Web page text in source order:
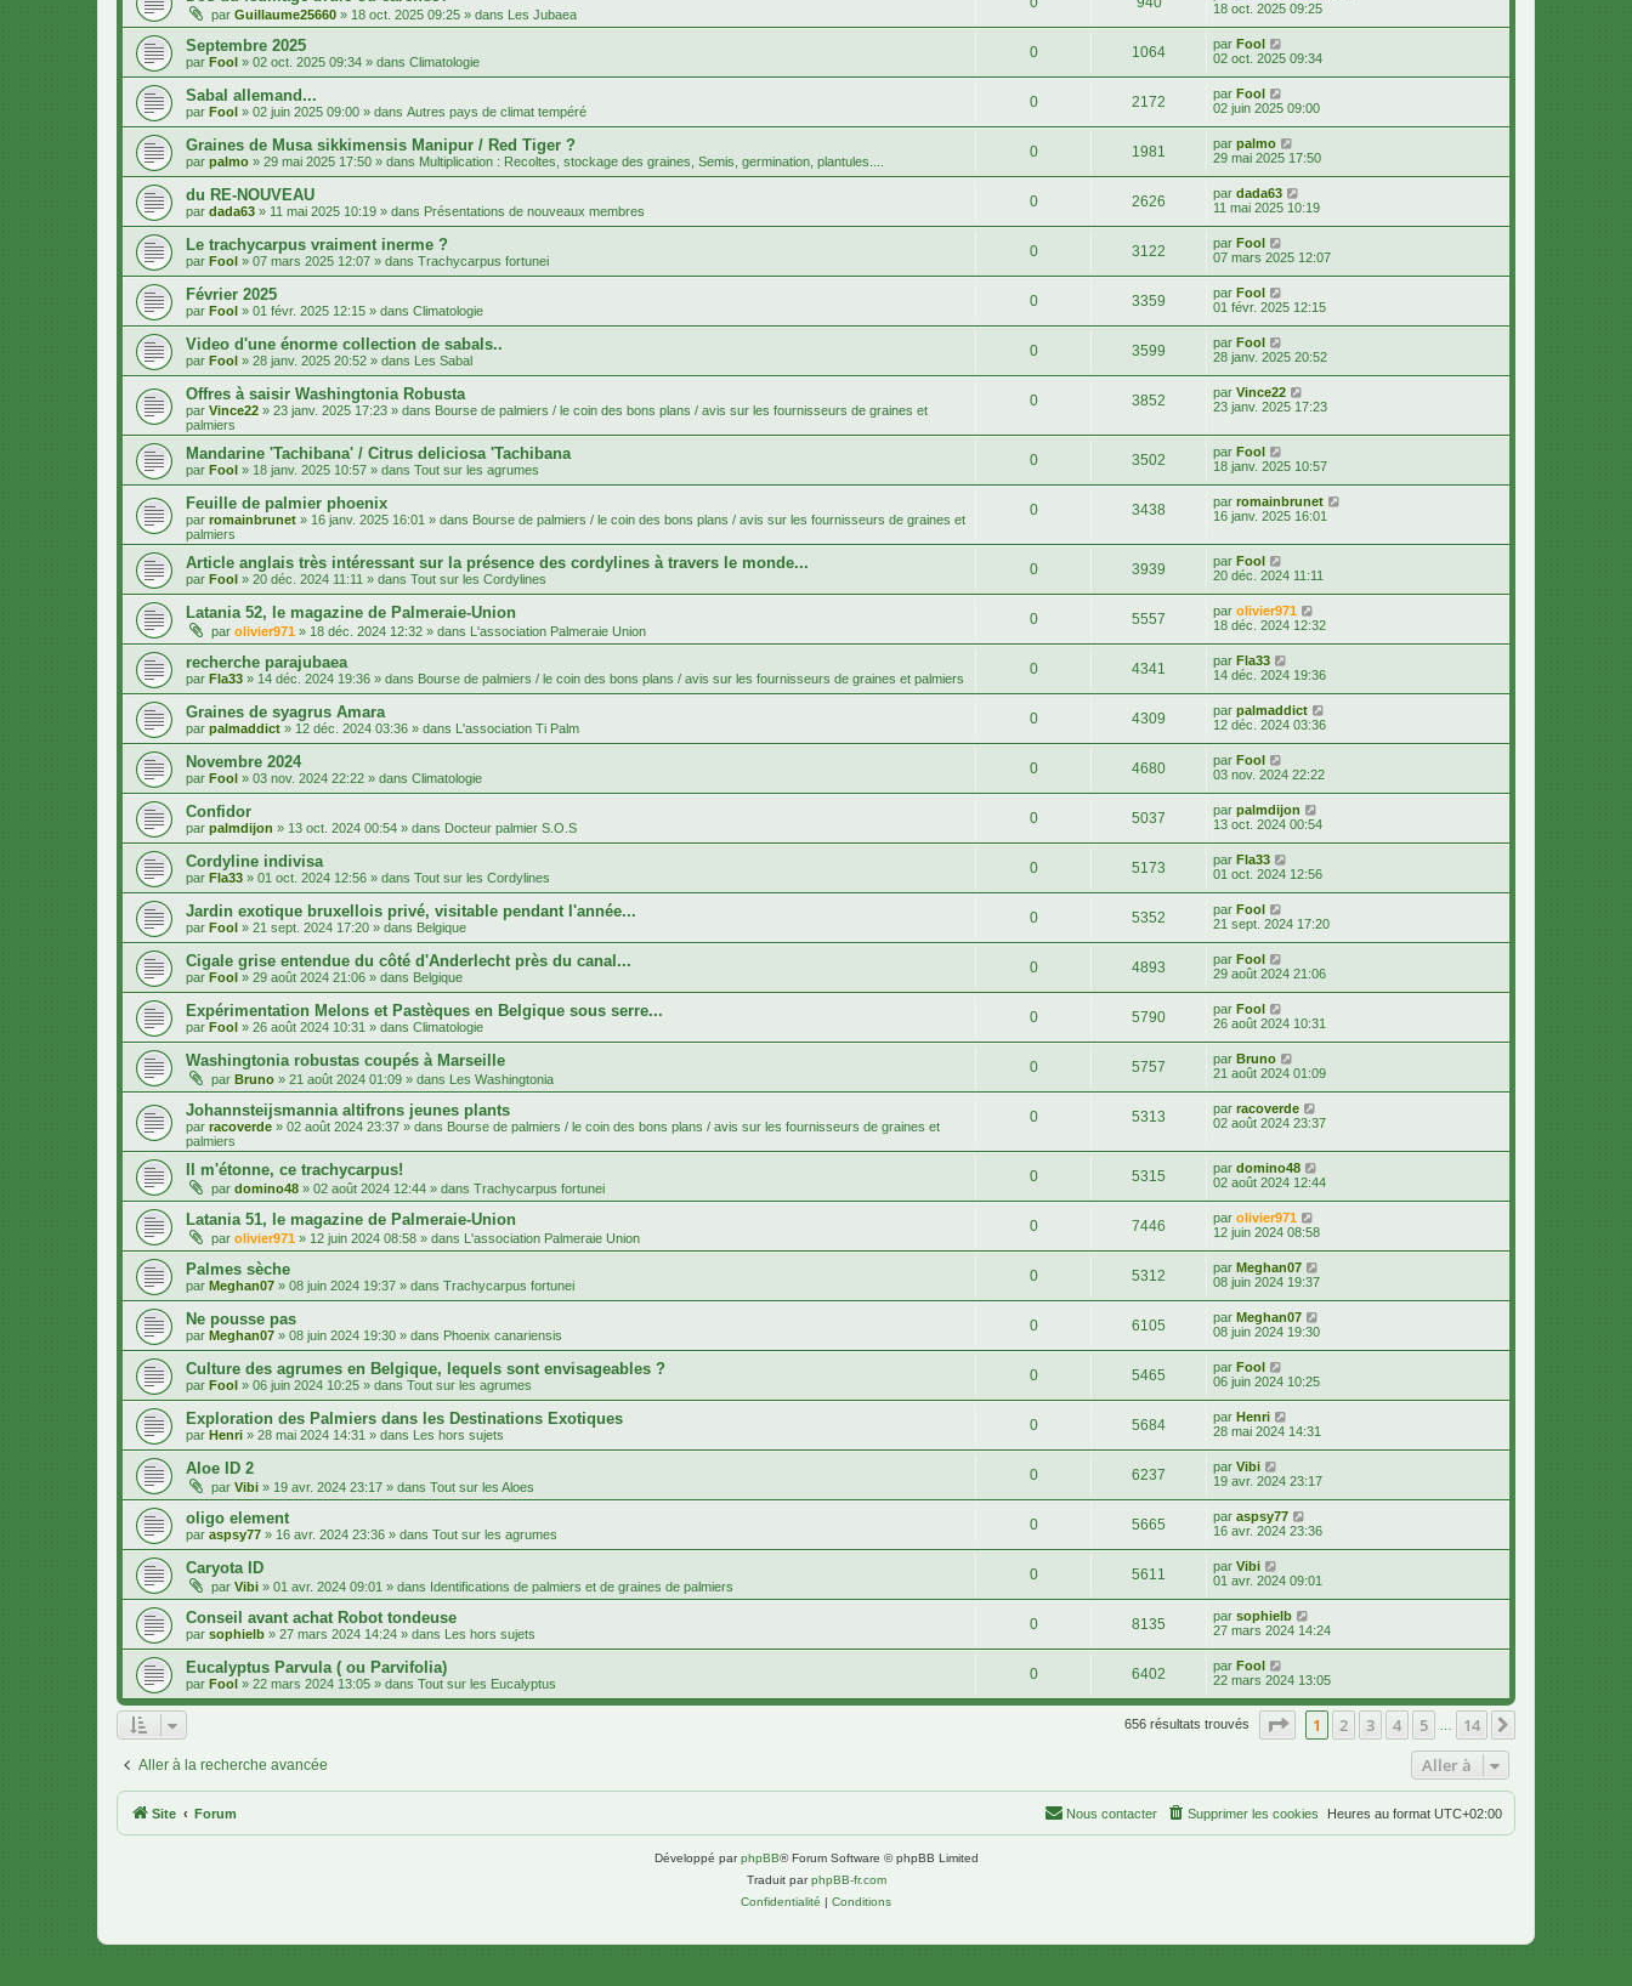
par Guillaume25660 » 18 oct. 2025 09:25 » dans Les Jubaea
18 oct. 2025 09:25
Septembre 2025
par Fool » 02 oct. 2025 09:34 » dans Climatologie
0 1064 par Fool
02 oct. 2025 09:34
Sabal allemand...
par Fool » 02 juin 2025 09:00 » dans Autres pays de climat tempéré
0 2172 par Fool
02 juin 2025 09:00
Graines de Musa sikkimensis Manipur / Red Tiger ?
par palmo » 29 mai 2025 17:50 » dans Multiplication : Recoltes, stockage des graines, Semis, germination, plantules....
0 1981 par palmo
29 mai 2025 17:50
du RE-NOUVEAU
par dada63 » 11 mai 2025 10:19 » dans Présentations de nouveaux membres
0 2626 par dada63
11 mai 2025 10:19
Le trachycarpus vraiment inerme ?
par Fool » 07 mars 2025 12:07 » dans Trachycarpus fortunei
0 3122 par Fool
07 mars 2025 12:07
Février 2025
par Fool » 01 févr. 2025 12:15 » dans Climatologie
0 3359 par Fool
01 févr. 2025 12:15
Video d'une énorme collection de sabals..
par Fool » 28 janv. 2025 20:52 » dans Les Sabal
0 3599 par Fool
28 janv. 2025 20:52
Offres à saisir Washingtonia Robusta
par Vince22 » 23 janv. 2025 17:23 » dans Bourse de palmiers / le coin des bons plans / avis sur les fournisseurs de graines et
palmiers
0 3852 par Vince22
23 janv. 2025 17:23
Mandarine 'Tachibana' / Citrus deliciosa 'Tachibana
par Fool » 18 janv. 2025 10:57 » dans Tout sur les agrumes
0 3502 par Fool
18 janv. 2025 10:57
Feuille de palmier phoenix
par romainbrunet » 16 janv. 2025 16:01 » dans Bourse de palmiers / le coin des bons plans / avis sur les fournisseurs de graines et
palmiers
0 3438 par romainbrunet
16 janv. 2025 16:01
Article anglais très intéressant sur la présence des cordylines à travers le monde...
par Fool » 20 déc. 2024 11:11 » dans Tout sur les Cordylines
0 3939 par Fool
20 déc. 2024 11:11
Latania 52, le magazine de Palmeraie-Union
par olivier971 » 18 déc. 2024 12:32 » dans L'association Palmeraie Union
0 5557 par olivier971
18 déc. 2024 12:32
recherche parajubaea
par Fla33 » 14 déc. 2024 19:36 » dans Bourse de palmiers / le coin des bons plans / avis sur les fournisseurs de graines et palmiers
0 4341 par Fla33
14 déc. 2024 19:36
Graines de syagrus Amara
par palmaddict » 12 déc. 2024 03:36 » dans L'association Ti Palm
0 4309 par palmaddict
12 déc. 2024 03:36
Novembre 2024
par Fool » 03 nov. 2024 22:22 » dans Climatologie
0 4680 par Fool
03 nov. 2024 22:22
Confidor
par palmdijon » 13 oct. 2024 00:54 » dans Docteur palmier S.O.S
0 5037 par palmdijon
13 oct. 2024 00:54
Cordyline indivisa
par Fla33 » 01 oct. 2024 12:56 » dans Tout sur les Cordylines
0 5173 par Fla33
01 oct. 2024 12:56
Jardin exotique bruxellois privé, visitable pendant l'année...
par Fool » 21 sept. 2024 17:20 » dans Belgique
0 5352 par Fool
21 sept. 2024 17:20
Cigale grise entendue du côté d'Anderlecht près du canal...
par Fool » 29 août 2024 21:06 » dans Belgique
0 4893 par Fool
29 août 2024 21:06
Expérimentation Melons et Pastèques en Belgique sous serre...
par Fool » 26 août 2024 10:31 » dans Climatologie
0 5790 par Fool
26 août 2024 10:31
Washingtonia robustas coupés à Marseille
par Bruno » 21 août 2024 01:09 » dans Les Washingtonia
0 5757 par Bruno
21 août 2024 01:09
Johannsteijsmannia altifrons jeunes plants
par racoverde » 02 août 2024 23:37 » dans Bourse de palmiers / le coin des bons plans / avis sur les fournisseurs de graines et
palmiers
0 5313 par racoverde
02 août 2024 23:37
Il m'étonne, ce trachycarpus!
par domino48 » 02 août 2024 12:44 » dans Trachycarpus fortunei
0 5315 par domino48
02 août 2024 12:44
Latania 51, le magazine de Palmeraie-Union
par olivier971 » 12 juin 2024 08:58 » dans L'association Palmeraie Union
0 7446 par olivier971
12 juin 2024 08:58
Palmes sèche
par Meghan07 » 08 juin 2024 19:37 » dans Trachycarpus fortunei
0 5312 par Meghan07
08 juin 2024 19:37
Ne pousse pas
par Meghan07 » 08 juin 2024 19:30 » dans Phoenix canariensis
0 6105 par Meghan07
08 juin 2024 19:30
Culture des agrumes en Belgique, lequels sont envisageables ?
par Fool » 06 juin 2024 10:25 » dans Tout sur les agrumes
0 5465 par Fool
06 juin 2024 10:25
Exploration des Palmiers dans les Destinations Exotiques
par Henri » 28 mai 2024 14:31 » dans Les hors sujets
0 5684 par Henri
28 mai 2024 14:31
Aloe ID 2
par Vibi » 19 avr. 2024 23:17 » dans Tout sur les Aloes
0 6237 par Vibi
19 avr. 2024 23:17
oligo element
par aspsy77 » 16 avr. 2024 23:36 » dans Tout sur les agrumes
0 5665 par aspsy77
16 avr. 2024 23:36
Caryota ID
par Vibi » 01 avr. 2024 09:01 » dans Identifications de palmiers et de graines de palmiers
0 5611 par Vibi
01 avr. 2024 09:01
Conseil avant achat Robot tondeuse
par sophielb » 27 mars 2024 14:24 » dans Les hors sujets
0 8135 par sophielb
27 mars 2024 14:24
Eucalyptus Parvula ( ou Parvifolia)
par Fool » 22 mars 2024 13:05 » dans Tout sur les Eucalyptus
0 6402 par Fool
22 mars 2024 13:05
656 résultats trouvés Page sur14
1 2 3 4 5 14
Aller à la recherche avancée Aller à
Site Forum Heures au format UTC+02:00
Supprimer les cookies
Nous contacter
Développé parphpBB® Forum Software © phpBB Limited
Traduit parphpBB-fr.com
Confidentialité | Conditions